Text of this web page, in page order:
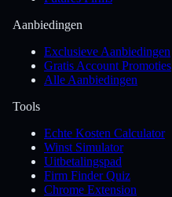
Aanbiedingen
Exclusieve Aanbiedingen
Gratis Account Promoties
Alle Aanbiedingen
Tools
Echte Kosten Calculator
Winst Simulator
Uitbetalingspad
Firm Finder Quiz
Chrome Extension